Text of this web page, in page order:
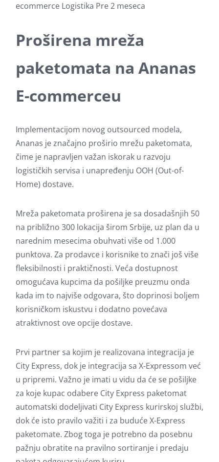
ecommerce Logistika Pre 2 meseca
Proširena mreža
paketomata na Ananas
E-commerceu
Implementacijom novog outsourced modela,
Ananas je značajno proširio mrežu paketomata,
čime je napravljen važan iskorak u razvoju
logističkih servisa i unapređenju OOH (Out-of-
Home) dostave.
Mreža paketomata proširena je sa dosadašnjih 50
na približno 300 lokacija širom Srbije, uz plan da u
narednim mesecima obuhvati više od 1.000
punktova. Za prodavce i korisnike to znači još više
fleksibilnosti i praktičnosti. Veća dostupnost
omogućava kupcima da pošiljke preuzmu onda
kada im to najviše odgovara, što doprinosi boljem
korisničkom iskustvu i dodatno povećava
atraktivnost ove opcije dostave.
Prvi partner sa kojim je realizovana integracija je
City Express, dok je integracija sa X-Expressom već
u pripremi. Važno je imati u vidu da će se pošiljke
za koje kupac odabere City Express paketomat
automatski dodeljivati City Express kurirskoj službi,
dok će isto pravilo važiti i za buduće X-Express
paketomate. Zbog toga je potrebno da posebnu
pažnju obratite na pravilno sortiranje i predaju